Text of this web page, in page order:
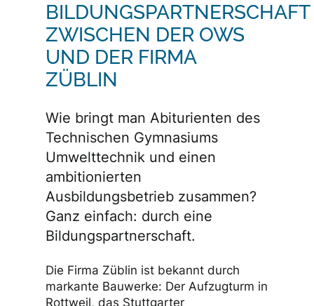
BILDUNGSPARTNERSCHAFT
ZWISCHEN DER OWS
UND DER FIRMA
ZÜBLIN
Wie bringt man Abiturienten des
Technischen Gymnasiums
Umwelttechnik und einen
ambitionierten
Ausbildungsbetrieb zusammen?
Ganz einfach: durch eine
Bildungspartnerschaft.
Die Firma Züblin ist bekannt durch
markante Bauwerke: Der Aufzugturm in
Rottweil, das Stuttgarter